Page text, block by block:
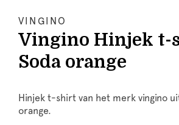
VINGINO
Vingino Hinjek t-
Soda orange
Hinjek t-shirt van het merk vingino
orange.